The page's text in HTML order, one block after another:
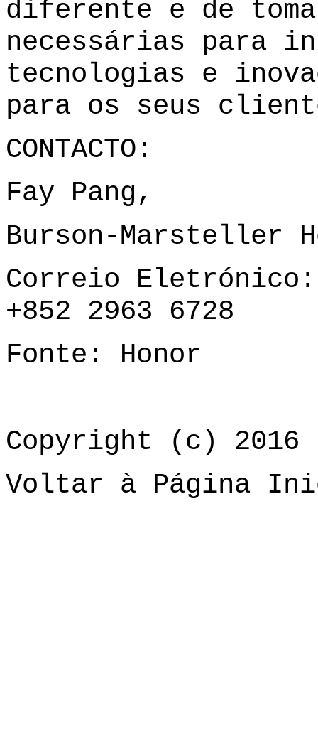
diferente e de
necessárias para
tecnologias e
para os seus
CONTACTO:
Fay Pang,
Burson-Marsteller
Correio
+852 2963 6728
Fonte: Honor
Copyright (c) 2016
Voltar à Página